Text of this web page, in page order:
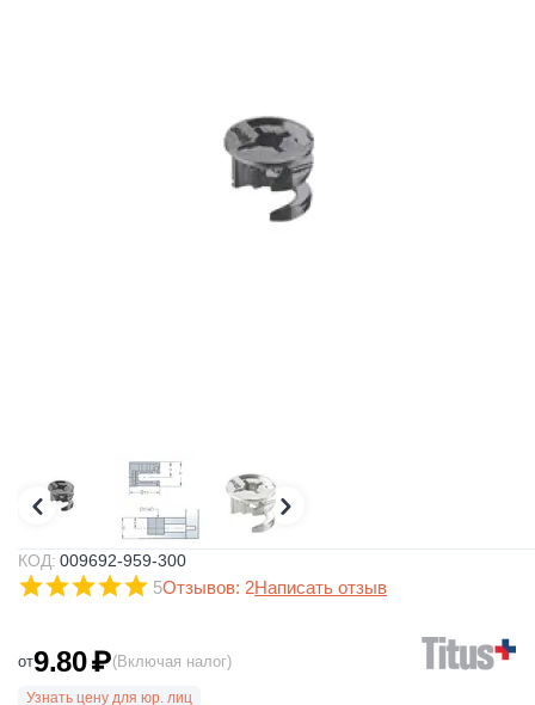
КОД: 009692-959-300
5Отзывов: 2Написать отзыв
от9.80₽(Включая налог)
Узнать цену для юр. лиц